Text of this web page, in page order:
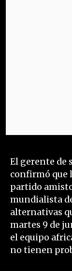
El gerente de
confirmó que
partido
mundialista
alternativas
martes 9 de
el equipo
no tienen